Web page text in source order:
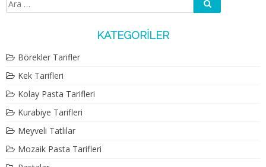
KATEGORILER
Börekler Tarifler
Kek Tarifleri
Kolay Pasta Tarifleri
Kurabiye Tarifleri
Meyveli Tatlılar
Mozaik Pasta Tarifleri